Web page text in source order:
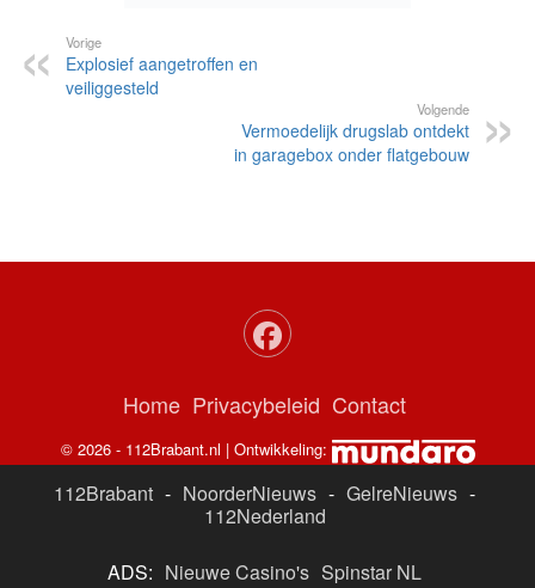
Vorige
Explosief aangetroffen en
veiliggesteld
Volgende
Vermoedelijk drugslab ontdekt
in garagebox onder flatgebouw
Home Privacybeleid Contact
© 2026 - 112Brabant.nl | Ontwikkeling:
112Brabant - NoorderNieuws - GelreNieuws -
112Nederland
ADS: Nieuwe Casino's Spinstar NL